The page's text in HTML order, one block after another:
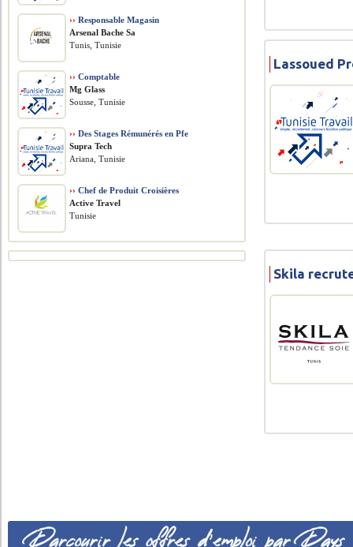
Lassoued
Skila
›› Responsable Magasin
Arsenal Bache Sa
Tunis, Tunisie
›› Comptable
Mg Glass
Sousse, Tunisie
›› Des Stages Rémunérés en Pfe
Supra Tech
Ariana, Tunisie
›› Chef de Produit Croisières
Active Travel
Tunisie